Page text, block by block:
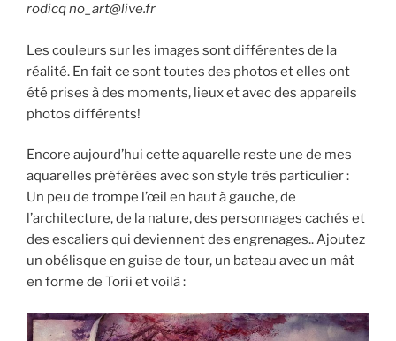
rodicq no_art@live.fr
Les couleurs sur les images sont différentes de la
réalité. En fait ce sont toutes des photos et elles ont
été prises à des moments, lieux et avec des appareils
photos différents!
Encore aujourd’hui cette aquarelle reste une de mes
aquarelles préférées avec son style très particulier :
Un peu de trompe l’œil en haut à gauche, de
l’architecture, de la nature, des personnages cachés et
des escaliers qui deviennent des engrenages.. Ajoutez
un obélisque en guise de tour, un bateau avec un mât
en forme de Torii et voilà :